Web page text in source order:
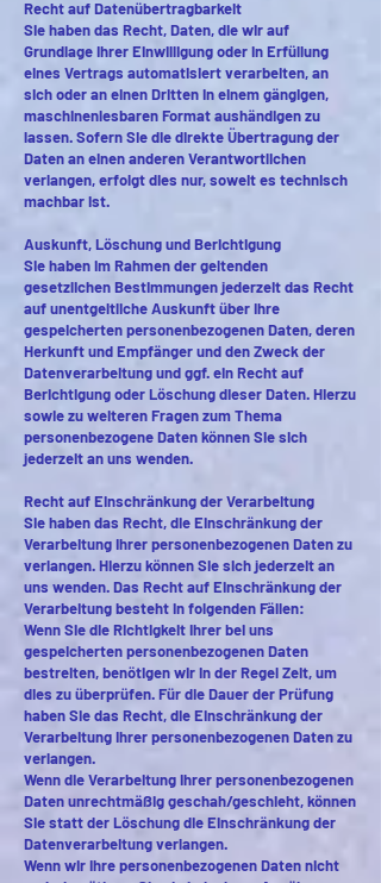
Recht auf Datenübertragbarkeit
Sie haben das Recht, Daten, die wir auf
Grundlage Ihrer Einwilligung oder in Erfüllung
eines Vertrags automatisiert verarbeiten, an
sich oder an einen Dritten in einem gängigen,
maschinenlesbaren Format aushändigen zu
lassen. Sofern Sie die direkte Übertragung der
Daten an einen anderen Verantwortlichen
verlangen, erfolgt dies nur, soweit es technisch
machbar ist.
Auskunft, Löschung und Berichtigung
Sie haben im Rahmen der geltenden
gesetzlichen Bestimmungen jederzeit das Recht
auf unentgeltliche Auskunft über Ihre
gespeicherten personenbezogenen Daten, deren
Herkunft und Empfänger und den Zweck der
Datenverarbeitung und ggf. ein Recht auf
Berichtigung oder Löschung dieser Daten. Hierzu
sowie zu weiteren Fragen zum Thema
personenbezogene Daten können Sie sich
jederzeit an uns wenden.
Recht auf Einschränkung der Verarbeitung
Sie haben das Recht, die Einschränkung der
Verarbeitung Ihrer personenbezogenen Daten zu
verlangen. Hierzu können Sie sich jederzeit an
uns wenden. Das Recht auf Einschränkung der
Verarbeitung besteht in folgenden Fällen:
Wenn Sie die Richtigkeit Ihrer bei uns
gespeicherten personenbezogenen Daten
bestreiten, benötigen wir in der Regel Zeit, um
dies zu überprüfen. Für die Dauer der Prüfung
haben Sie das Recht, die Einschränkung der
Verarbeitung Ihrer personenbezogenen Daten zu
verlangen.
Wenn die Verarbeitung Ihrer personenbezogenen
Daten unrechtmäßig geschah/geschieht, können
Sie statt der Löschung die Einschränkung der
Datenverarbeitung verlangen.
Wenn wir Ihre personenbezogenen Daten nicht